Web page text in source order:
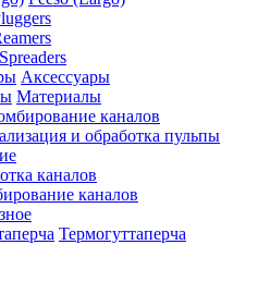
Spreaders
Аксессуары
Материалы
каналов
и обработка пульпы
каналов
каналов
Термогуттаперча